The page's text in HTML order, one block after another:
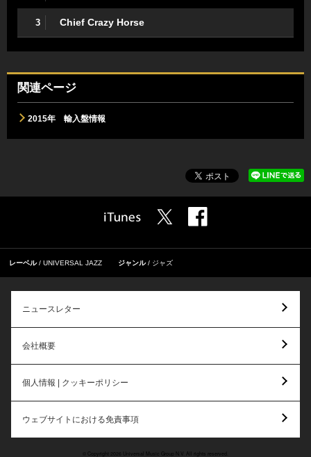
3 Chief Crazy Horse
関連ページ
2015年 輸入盤情報
レーベル UNIVERSAL JAZZ ジャンル ジャズ
ニュースレター
会社概要
個人情報 | クッキーポリシー
ウェブサイトにおける免責事項
© Copyright 2026 Universal Music Group N.V. All rights reserved.